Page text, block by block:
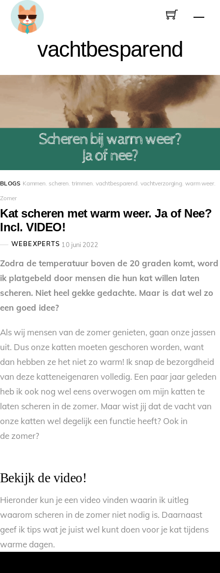
Skip
content
vachtbesparend
BLOGS Kammen scheren trimmen vachtbesparend vachtverzorging warm weer,
Zomer
Kat scheren met warm weer. Ja of Nee?
Incl. VIDEO!
WEBEXPERTS 10 juni 2022
Zodra de temperatuur boven de 20 graden komt, word
ik platgebeld door mensen die hun kat willen laten
scheren. Niet heel gekke gedachte. Maar is dat wel zo
een goed idee?
Als wij mensen van de zomer genieten, gaan onze jassen
uit. Dus onze katten moeten geschoren worden, want
dan hebben ze het niet zo warm! Ik snap de bezorgdheid
van deze katteneigenaren volledig. Een paar jaar geleden
heb ik ook nog wel eens overwogen om mijn katten te
laten scheren in de zomer. Maar wist jij dat de vacht van
onze katten wel degelijk een functie heeft? Ook in
de zomer?
Bekijk de video!
Hieronder kun je een video vinden waarin ik uitleg
waarom scheren in de zomer niet nodig is. Daarnaast
geef ik tips wat je juist wel kunt doen voor je kat tijdens
warme dagen.